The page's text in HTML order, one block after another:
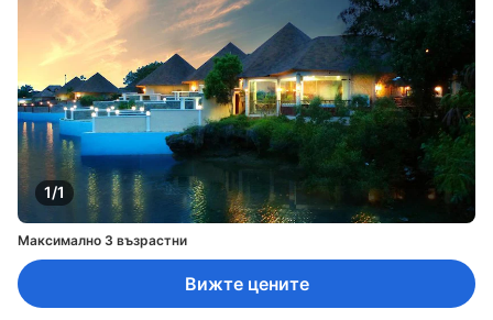
1/1
Максимално 3 възрастни
Вижте цените